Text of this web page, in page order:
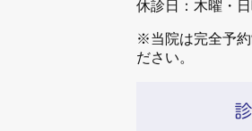
休診日：木曜・
※当院は完全予約
ださい。